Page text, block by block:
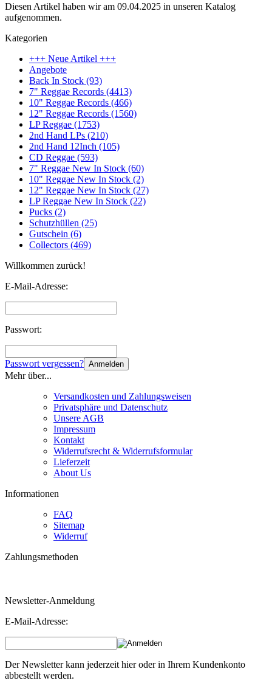
Diesen Artikel haben wir am 09.04.2025 in unseren Katalog
aufgenommen.
Kategorien
+++ Neue Artikel +++
Angebote
Back In Stock (93)
7" Reggae Records (4413)
10" Reggae Records (466)
12" Reggae Records (1560)
LP Reggae (1753)
2nd Hand LPs (210)
2nd Hand 12Inch (105)
CD Reggae (593)
7" Reggae New In Stock (60)
10" Reggae New In Stock (2)
12" Reggae New In Stock (27)
LP Reggae New In Stock (22)
Pucks (2)
Schutzhüllen (25)
Gutschein (6)
Collectors (469)
Willkommen zurück!
E-Mail-Adresse:
Passwort:
Passwort vergessen? Anmelden
Mehr über...
Versandkosten und Zahlungsweisen
Privatsphäre und Datenschutz
Unsere AGB
Impressum
Kontakt
Widerrufsrecht & Widerrufsformular
Lieferzeit
About Us
Informationen
FAQ
Sitemap
Widerruf
Zahlungsmethoden
Newsletter-Anmeldung
E-Mail-Adresse:
Der Newsletter kann jederzeit hier oder in Ihrem Kundenkonto
abbestellt werden.